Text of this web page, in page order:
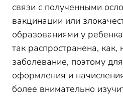
связи с полученными
вакцинации или
образованиями у
так распространена,
заболевание, поэтому
оформления и
более внимательно